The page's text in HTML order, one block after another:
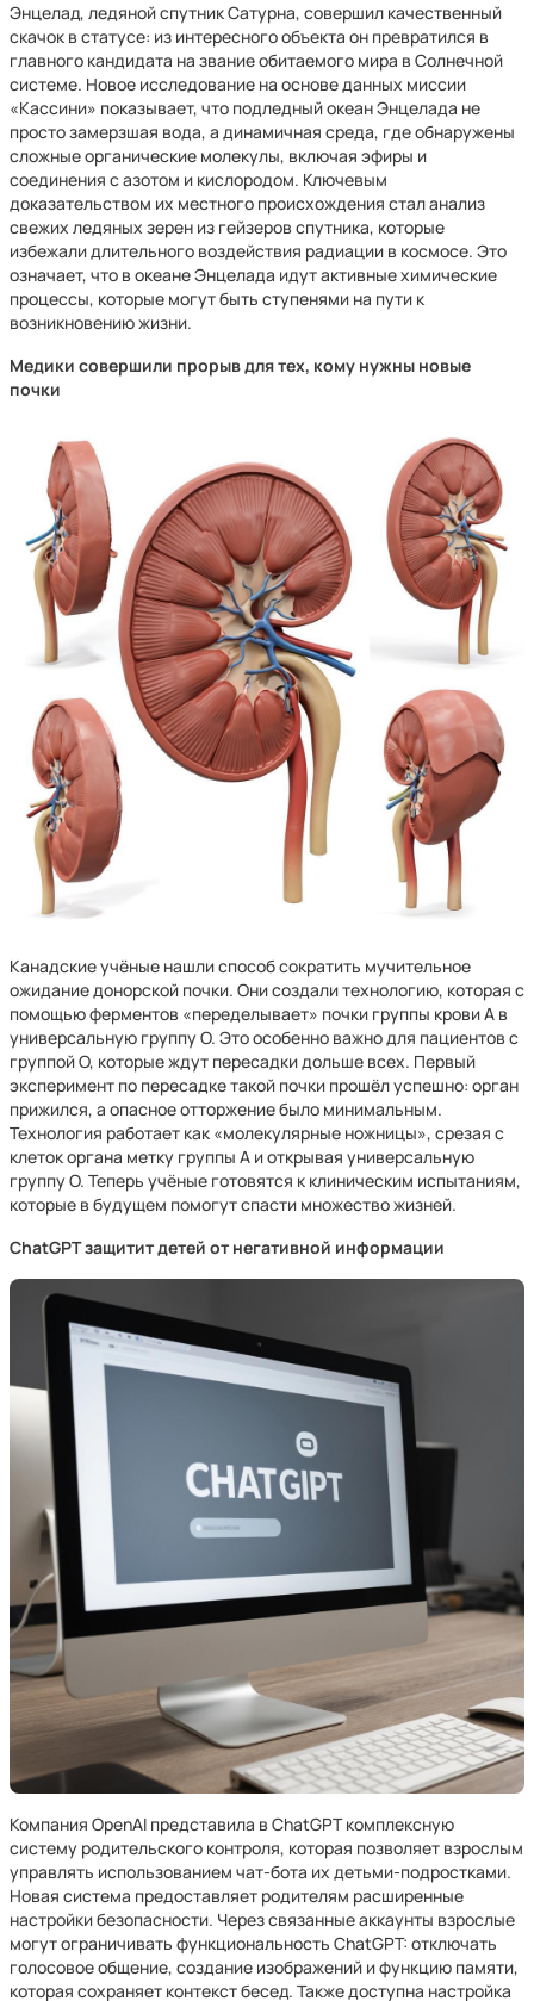
Энцелад, ледяной спутник Сатурна, совершил качественный
скачок в статусе: из интересного объекта он превратился в
главного кандидата на звание обитаемого мира в Солнечной
системе. Новое исследование на основе данных миссии
«Кассини» показывает, что подледный океан Энцелада не
просто замерзшая вода, а динамичная среда, где обнаружены
сложные органические молекулы, включая эфиры и
соединения с азотом и кислородом. Ключевым
доказательством их местного происхождения стал анализ
свежих ледяных зерен из гейзеров спутника, которые
избежали длительного воздействия радиации в космосе. Это
означает, что в океане Энцелада идут активные химические
процессы, которые могут быть ступенями на пути к
возникновению жизни.
Медики совершили прорыв для тех, кому нужны новые
почки
Канадские учёные нашли способ сократить мучительное
ожидание донорской почки. Они создали технологию, которая с
помощью ферментов «переделывает» почки группы крови А в
универсальную группу О. Это особенно важно для пациентов с
группой О, которые ждут пересадки дольше всех. Первый
эксперимент по пересадке такой почки прошёл успешно: орган
прижился, а опасное отторжение было минимальным.
Технология работает как «молекулярные ножницы», срезая с
клеток органа метку группы А и открывая универсальную
группу О. Теперь учёные готовятся к клиническим испытаниям,
которые в будущем помогут спасти множество жизней.
ChatGPT защитит детей от негативной информации
Компания OpenAI представила в ChatGPT комплексную
систему родительского контроля, которая позволяет взрослым
управлять использованием чат-бота их детьми-подростками.
Новая система предоставляет родителям расширенные
настройки безопасности. Через связанные аккаунты взрослые
могут ограничивать функциональность ChatGPT: отключать
голосовое общение, создание изображений и функцию памяти,
которая сохраняет контекст бесед. Также доступна настройка